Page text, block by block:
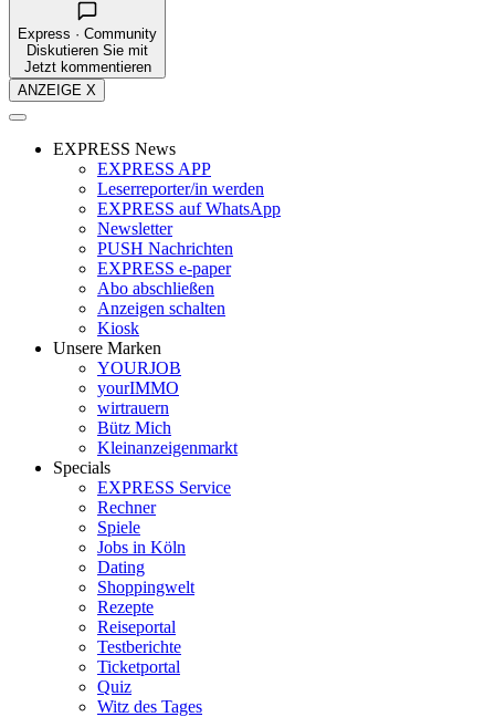
Express · Community
Diskutieren Sie mit
Jetzt kommentieren
ANZEIGE X
EXPRESS News
EXPRESS APP
Leserreporter/in werden
EXPRESS auf WhatsApp
Newsletter
PUSH Nachrichten
EXPRESS e-paper
Abo abschließen
Anzeigen schalten
Kiosk
Unsere Marken
YOURJOB
yourIMMO
wirtrauern
Bütz Mich
Kleinanzeigenmarkt
Specials
EXPRESS Service
Rechner
Spiele
Jobs in Köln
Dating
Shoppingwelt
Rezepte
Reiseportal
Testberichte
Ticketportal
Quiz
Witz des Tages